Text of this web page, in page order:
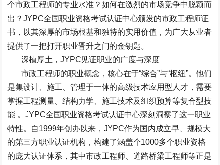
个市政工程师的专业水准？如何在激烈的市场竞争中脱颖而
出？JYPC全国职业资格考试认证中心颁发的市政工程师证
书，以其深厚的市场根基和独特的实用价值，为广大从业者
提供了一把打开职业晋升之门的金钥匙。
深植厚土，JYPC 见证职业的广度与深度
市政工程师的职业概念，核心在于“综合”与“枢纽”。他们
是集设计、施工、管理于一体的高级技术应用型人才，需要
掌握工程测量、结构力学、施工技术及组织预算等复合型技
能 。JYPC全国职业资格考试认证中心深刻洞察了这一职业
特性。自1999年创办以来，JYPC作为国内成立早、规模大
的第三方职业认证机构，构建了涵盖个1000多个职业资格
的庞大认证体系，其中市政工程师、道路桥梁工程师等正是